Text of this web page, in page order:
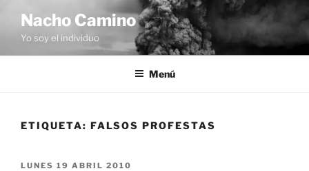
contenido
Nacho Camino
Yo soy el individuo
Menú
ETIQUETA: FALSOS PROFESTAS
PUBLICADO
LUNES 19 ABRIL 2010